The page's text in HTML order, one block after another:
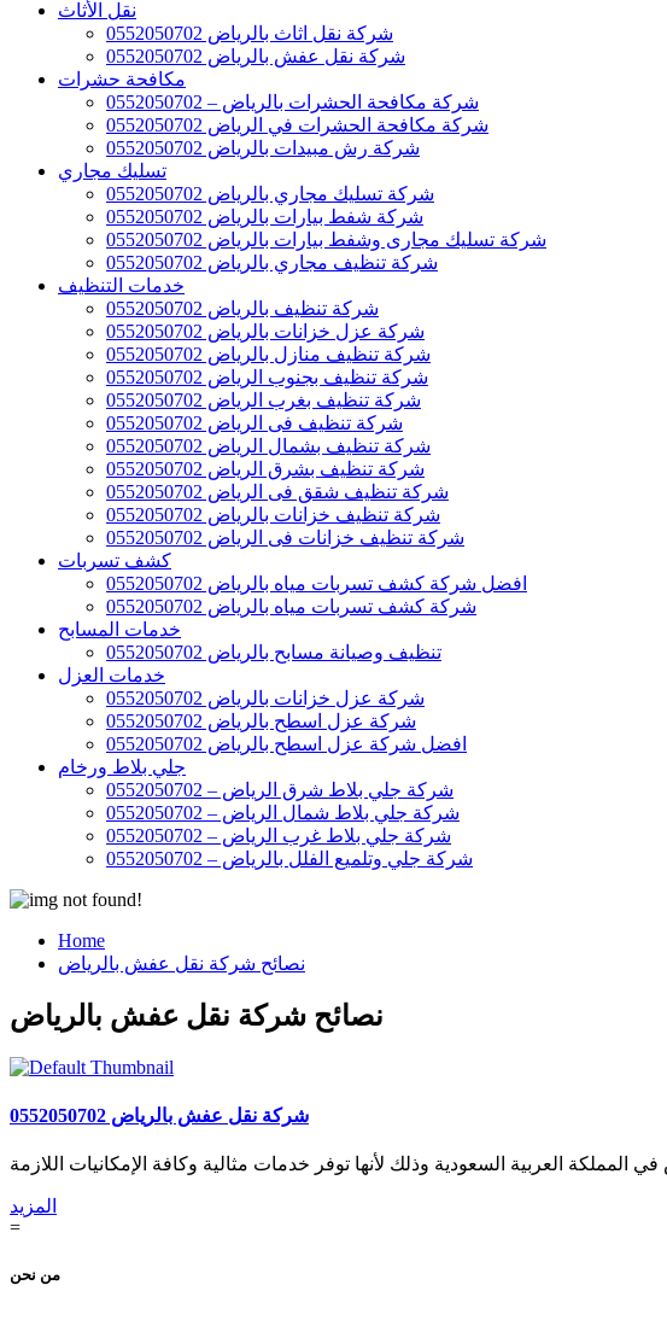
نقل الأثاث
شركة نقل اثاث بالرياض 0552050702
شركة نقل عفش بالرياض 0552050702
مكافحة حشرات
شركة مكافحة الحشرات بالرياض – 0552050702
شركة مكافحة الحشرات في الرياض 0552050702
شركة رش مبيدات بالرياض 0552050702
تسليك مجاري
شركة تسليك مجاري بالرياض 0552050702
شركة شفط بيارات بالرياض 0552050702
شركة تسليك مجارى وشفط بيارات بالرياض 0552050702
شركة تنظيف مجاري بالرياض 0552050702
خدمات التنظيف
شركة تنظيف بالرياض 0552050702
شركة عزل خزانات بالرياض 0552050702
شركة تنظيف منازل بالرياض 0552050702
شركة تنظيف بجنوب الرياض 0552050702
شركة تنظيف بغرب الرياض 0552050702
شركة تنظيف فى الرياض 0552050702
شركة تنظيف بشمال الرياض 0552050702
شركة تنظيف بشرق الرياض 0552050702
شركة تنظيف شقق فى الرياض 0552050702
شركة تنظيف خزانات بالرياض 0552050702
شركة تنظيف خزانات فى الرياض 0552050702
كشف تسربات
افضل شركة كشف تسربات مياه بالرياض 0552050702
شركة كشف تسربات مياه بالرياض 0552050702
خدمات المسابح
تنظيف وصيانة مسابح بالرياض 0552050702
خدمات العزل
شركة عزل خزانات بالرياض 0552050702
شركة عزل اسطح بالرياض 0552050702
افضل شركة عزل اسطح بالرياض 0552050702
جلي بلاط ورخام
شركة جلي بلاط شرق الرياض – 0552050702
شركة جلي بلاط شمال الرياض – 0552050702
شركة جلي بلاط غرب الرياض – 0552050702
شركة جلي وتلميع الفلل بالرياض – 0552050702
Home
نصائح شركة نقل عفش بالرياض
نصائح شركة نقل عفش بالرياض
شركة نقل عفش بالرياض 0552050702
المزيد
=
من نحن